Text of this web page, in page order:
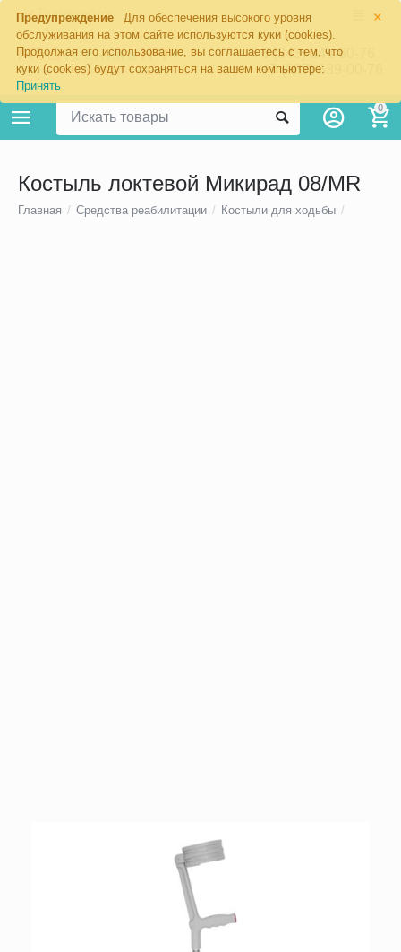
×
Предупреждение
Для обеспечения высокого уровня
обслуживания на этом сайте используются куки (cookies).
Продолжая его использование, вы соглашаетесь с тем, что
куки (cookies) будут сохраняться на вашем компьютере:
Принять
Екатеринбург
8 (343) 344-60-76
+7 (967) 639-00-76
0
Костыль локтевой Микирад 08/MR
Главная / Средства реабилитации / Костыли для ходьбы /